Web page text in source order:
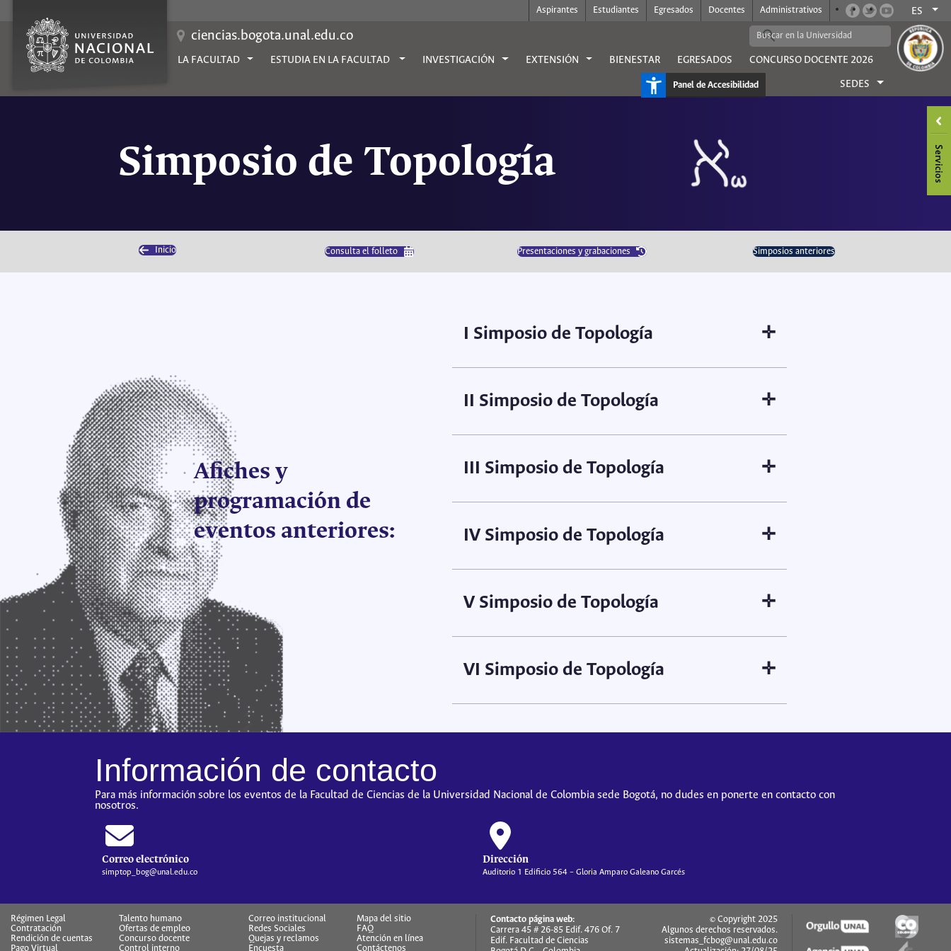
contenido
Aspirantes Estudiantes Egresados Docentes Administrativos ES
ciencias.bogota.unal.edu.co
LA FACULTAD ESTUDIA EN LA FACULTAD INVESTIGACIÓN EXTENSIÓN BIENESTAR EGRESADOS CONCURSO DOCENTE 2026
SEDES
Panel de Accesibilidad
Simposio de Topología
Inicio Consulta el folleto Presentaciones y grabaciones Simposios anteriores
Afiches y
programación de
eventos anteriores:
I Simposio de Topología ✛
II Simposio de Topología ✛
III Simposio de Topología ✛
IV Simposio de Topología ✛
V Simposio de Topología ✛
VI Simposio de Topología ✛
Información de contacto
Para más información sobre los eventos de la Facultad de Ciencias de la Universidad Nacional de Colombia sede Bogotá, no dudes en ponerte en contacto con
nosotros.
Correo electrónico
simptop_bog@unal.edu.co
Dirección
Auditorio 1 Edificio 564 – Gloria Amparo Galeano Garcés
Régimen Legal
Talento humano
Contratación
Ofertas de empleo
Rendición de cuentas
Concurso docente
Pago Virtual
Control interno
Correo institucional
Mapa del sitio
Redes Sociales
FAQ
Quejas y reclamos
Atención en línea
Encuesta
Contáctenos
Contacto página web:
Carrera 45 # 26-85 Edif. 476 Of. 7
Edif. Facultad de Ciencias
© Copyright 2025
Algunos derechos reservados.
sistemas_fcbog@unal.edu.co